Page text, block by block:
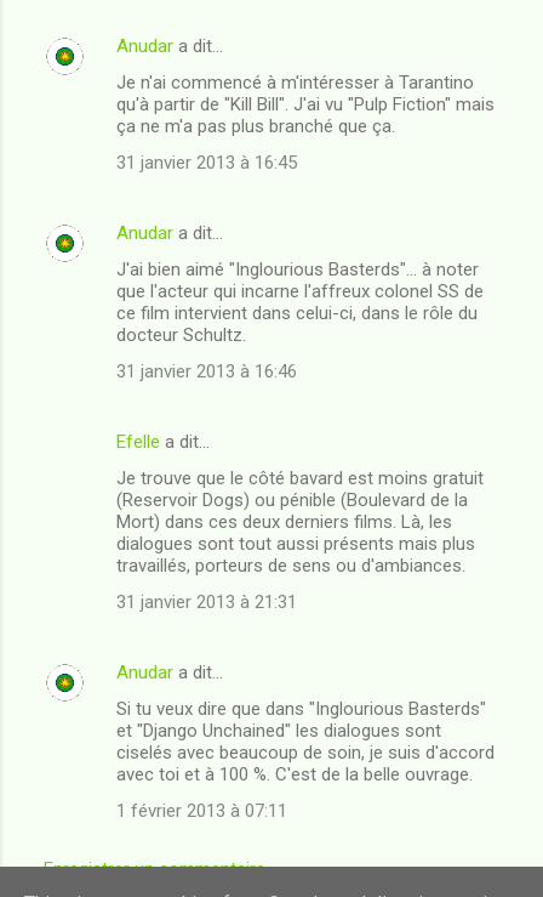
s
Anudar a dit…
Je n'ai commencé à m'intéresser à Tarantino
qu'à partir de "Kill Bill". J'ai vu "Pulp Fiction" mais
ça ne m'a pas plus branché que ça.
31 janvier 2013 à 16:45
Anudar a dit…
J'ai bien aimé "Inglourious Basterds"... à noter
que l'acteur qui incarne l'affreux colonel SS de
ce film intervient dans celui-ci, dans le rôle du
docteur Schultz.
31 janvier 2013 à 16:46
Efelle a dit…
Je trouve que le côté bavard est moins gratuit
(Reservoir Dogs) ou pénible (Boulevard de la
Mort) dans ces deux derniers films. Là, les
dialogues sont tout aussi présents mais plus
travaillés, porteurs de sens ou d'ambiances.
31 janvier 2013 à 21:31
Anudar a dit…
Si tu veux dire que dans "Inglourious Basterds"
et "Django Unchained" les dialogues sont
ciselés avec beaucoup de soin, je suis d'accord
avec toi et à 100 %. C'est de la belle ouvrage.
1 février 2013 à 07:11
Enregistrer un commentaire